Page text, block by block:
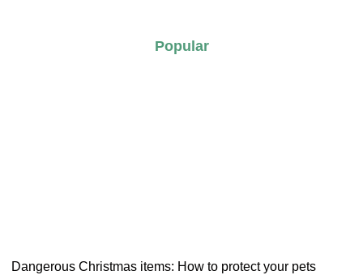
Popular
Dangerous Christmas items: How to protect your pets